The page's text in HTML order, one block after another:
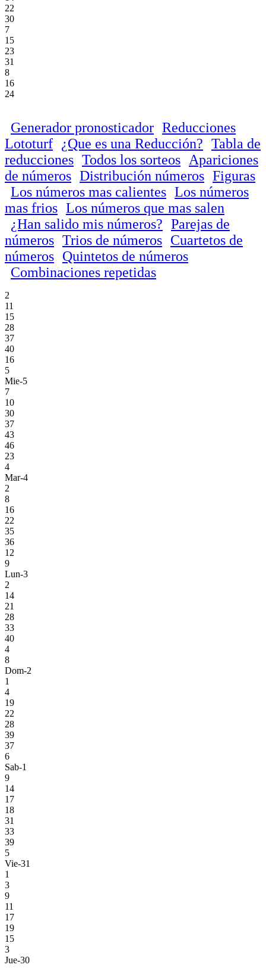
22
30
7
15
23
31
8
16
24
Generador pronosticador Reducciones
Lototurf
¿Que es una Reducción? Tabla de
reducciones Todos los sorteos
Apariciones
de números Distribución números Figuras
Los números mas calientes Los números
mas frios Los números que mas salen
¿Han salido mis números? Parejas de
números Trios de números Cuartetos de
números Quintetos de números
Combinaciones repetidas
2
11
15
28
37
40
16
5
Mie-5
7
10
30
37
43
46
23
4
Mar-4
2
8
16
22
35
36
12
9
Lun-3
2
14
21
28
33
40
4
8
Dom-2
1
4
19
22
28
39
37
6
Sab-1
9
14
17
18
31
33
39
5
Vie-31
1
3
9
11
17
19
15
3
Jue-30